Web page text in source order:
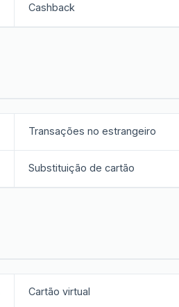
Cashback
Transações no estrangeiro
Substituição de cartão
Cartão virtual